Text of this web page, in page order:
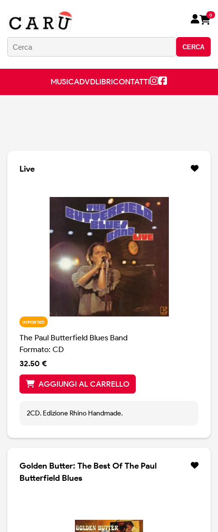
CERCA
0
MUSICADVDLIBRICONTATTI
Live
IMPORTATI
The Paul Butterfield Blues Band
Formato: CD
32.50 €
AGGIUNGI AL CARRELLO
2CD. Edizione Rhino Handmade.
Golden Butter: The Best Of The Paul
Butterfield Blues